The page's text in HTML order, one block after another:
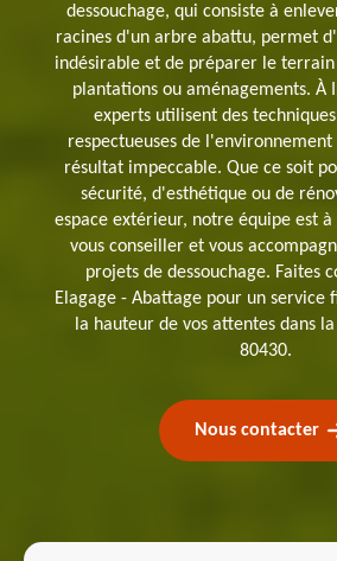
dessouchage, qui consiste à
racines d'un arbre abattu, permet
indésirable et de préparer le
plantations ou aménagements. À
experts utilisent des
respectueuses de
résultat impeccable. Que ce soit
sécurité, d'esthétique ou de
espace extérieur, notre équipe est
vous conseiller et vous
projets de dessouchage. Faites
Elagage - Abattage pour un service
la hauteur de vos attentes dans
80430.
Nous contacter